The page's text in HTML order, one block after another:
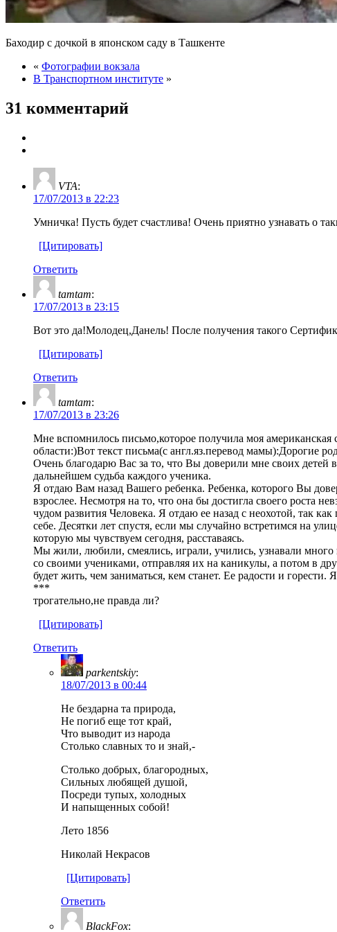
Баходир с дочкой в японском саду в Ташкенте
« Фотографии вокзала
В Транспортном институте »
31 комментарий
VTA:
17/07/2013 в 22:23
Умничка! Пусть будет счастлива! Очень приятно узнавать о
[Цитировать]
Ответить
tamtam:
17/07/2013 в 23:15
Вот это да!Молодец,Данель! После получения такого
[Цитировать]
Ответить
tamtam:
17/07/2013 в 23:26
Мне вспомнилось письмо,которое получила моя
области:)Вот текст письма(с англ.яз.перевод мамы):Дорогие
Очень благодарю Вас за то, что Вы доверили мне своих
дальнейшем судьба каждого ученика.
Я отдаю Вам назад Вашего ребенка. Ребенка, которого Вы
взрослее. Несмотря на то, что она бы достигла своего роста
чудом развития Человека. Я отдаю ее назад с неохотой, так
себе. Десятки лет спустя, если мы случайно встретимся на
которую мы чувствуем сегодня, расставаясь.
Мы жили, любили, смеялись, играли, учились, узнавали
со своими учениками, отправляя их на каникулы, а потом в
будет жить, чем заниматься, кем станет. Ее радости и
***
трогательно,не правда ли?
[Цитировать]
Ответить
parkentskiy:
18/07/2013 в 00:44
Не бездарна та природа,
Не погиб еще тот край,
Что выводит из народа
Столько славных то и знай,-
Столько добрых, благородных,
Сильных любящей душой,
Посреди тупых, холодных
И напыщенных собой!
Лето 1856
Николай Некрасов
[Цитировать]
Ответить
BlackFox: